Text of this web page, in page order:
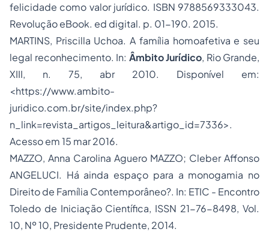
felicidade como valor jurídico. ISBN 9788569333043.
Revolução eBook. ed digital. p. 01-190. 2015.
MARTINS, Priscilla Uchoa. A família homoafetiva e seu
legal reconhecimento. In: Âmbito Jurídico, Rio Grande,
XIII, n. 75, abr 2010. Disponível em:
<https://www.ambito-
juridico.com.br/site/index.php?
n_link=revista_artigos_leitura&artigo_id=7336>.
Acesso em 15 mar 2016.
MAZZO, Anna Carolina Aguero MAZZO; Cleber Affonso
ANGELUCI. Há ainda espaço para a monogamia no
Direito de Família Contemporâneo?. In: ETIC - Encontro
Toledo de Iniciação Científica, ISSN 21-76-8498, Vol.
10, Nº 10, Presidente Prudente, 2014.